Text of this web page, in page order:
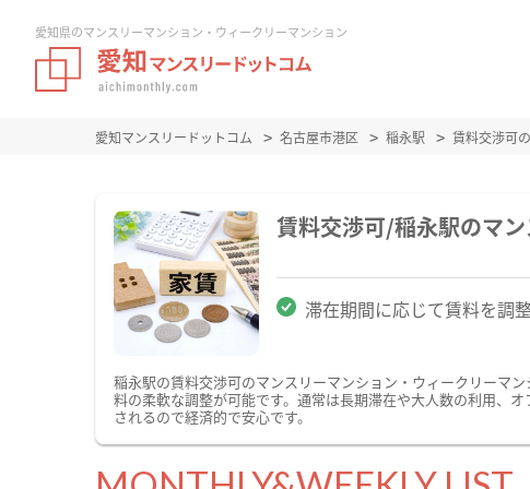
愛知県のマンスリーマンション・ウィークリーマンション
愛知マンスリードットコム 名古屋市港区 稲永駅 賃料交渉可
賃料交渉可/稲永駅のマ
滞在期間に応じて賃料を調
稲永駅の賃料交渉可のマンスリーマンション・ウィークリーマ
料の柔軟な調整が可能です。通常は長期滞在や大人数の利用、
されるので経済的で安心です。